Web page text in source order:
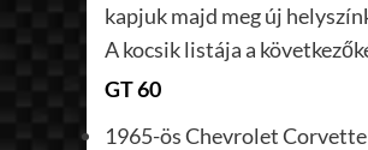
kapjuk majd meg új
A kocsik listája a
GT 60
1965-ös Chevrolet